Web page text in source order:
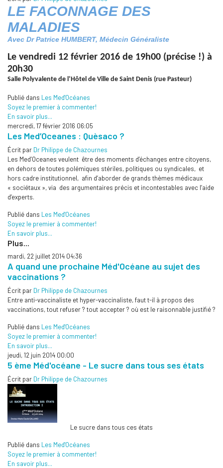
LE FACONNAGE DES
MALADIES
Avec Dr Patrice HUMBERT, Médecin Généraliste
Le vendredi 12 février 2016 de 19h00 (précise !) à
20h30
Salle Polyvalente de l’Hôtel de Ville de Saint Denis (rue Pasteur)
Publié dans Les Med'Océanes
Soyez le premier à commenter!
En savoir plus...
mercredi, 17 février 2016 06:05
Les Med’Oceanes : Quèsaco ?
Écrit par Dr Philippe de Chazournes
Les Med’Oceanes veulent être des moments d’échanges entre citoyens,
en dehors de toutes polémiques stériles, politiques ou syndicales, et
hors cadre institutionnel, afin d’aborder de grands thèmes médicaux
« sociétaux », via des argumentaires précis et incontestables avec l’aide
d’experts.
Publié dans Les Med'Océanes
Soyez le premier à commenter!
En savoir plus...
Plus...
mardi, 22 juillet 2014 04:36
A quand une prochaine Méd'Océane au sujet des
vaccinations ?
Écrit par Dr Philippe de Chazournes
Entre anti-vaccinaliste et hyper-vaccinaliste, faut t-il à propos des
vaccinations, tout refuser ? tout accepter ? où est le raisonnable justifié ?
Publié dans Les Med'Océanes
Soyez le premier à commenter!
En savoir plus...
jeudi, 12 juin 2014 00:00
5 ème Méd'océane - Le sucre dans tous ses états
Écrit par Dr Philippe de Chazournes
Le sucre dans tous ces états
Publié dans Les Med'Océanes
Soyez le premier à commenter!
En savoir plus...